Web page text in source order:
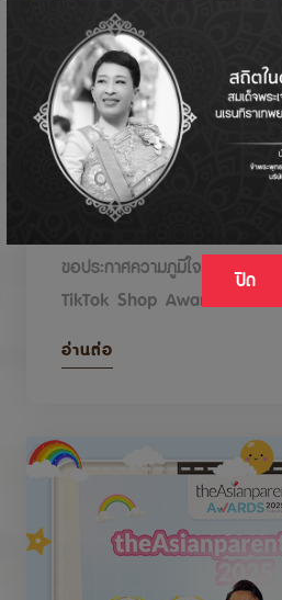
ปิด
DODOLOVE รับรางวัลใน
Awards 2026
ขอประกาศความภูมิใจกับรางวัลแ
TikTok Shop Awards 2026
อ่านต่อ